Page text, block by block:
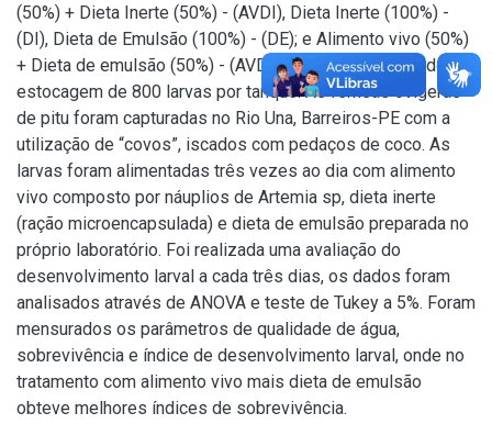
(50%) + Dieta Inerte (50%) - (AVDI), Dieta Inerte (100%) -
(DI), Dieta de Emulsão (100%) - (DE); e Alimento vivo (50%)
+ Dieta de emulsão (50%) - (AVDE), com uma densidade de
estocagem de 800 larvas por tanque. As fêmeas ovígeras
de pitu foram capturadas no Rio Una, Barreiros-PE com a
utilização de “covos”, iscados com pedaços de coco. As
larvas foram alimentadas três vezes ao dia com alimento
vivo composto por náuplios de Artemia sp, dieta inerte
(ração microencapsulada) e dieta de emulsão preparada no
próprio laboratório. Foi realizada uma avaliação do
desenvolvimento larval a cada três dias, os dados foram
analisados através de ANOVA e teste de Tukey a 5%. Foram
mensurados os parâmetros de qualidade de água,
sobrevivência e índice de desenvolvimento larval, onde no
tratamento com alimento vivo mais dieta de emulsão
obteve melhores índices de sobrevivência.